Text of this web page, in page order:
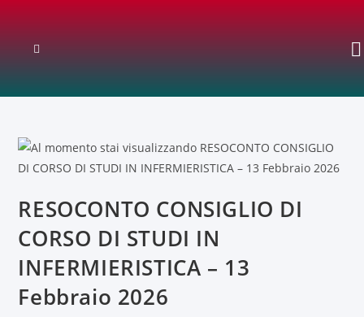
RESOCONTO CONSIGLIO DI
CORSO DI STUDI IN
INFERMIERISTICA – 13
Febbraio 2026